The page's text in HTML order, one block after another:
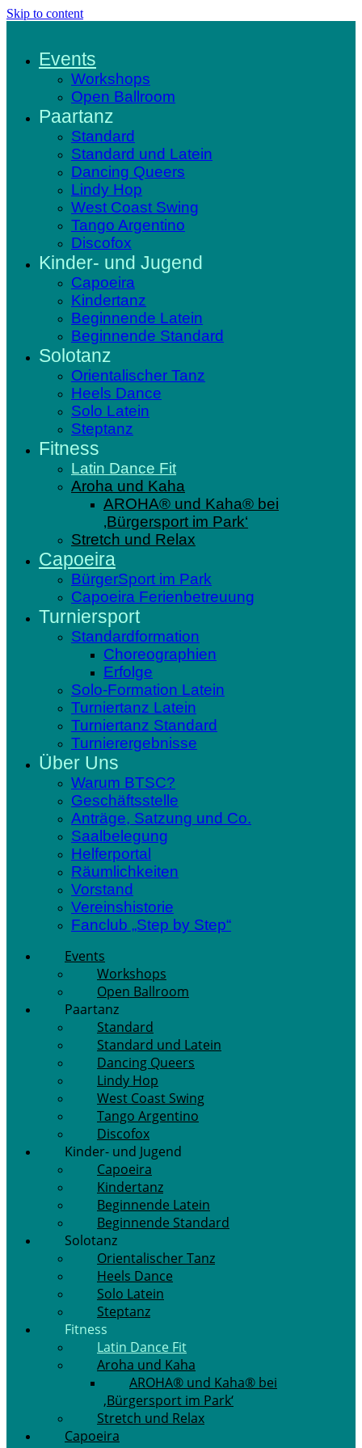
Skip to content
Events
Workshops
Open Ballroom
Paartanz
Standard
Standard und Latein
Dancing Queers
Lindy Hop
West Coast Swing
Tango Argentino
Discofox
Kinder- und Jugend
Capoeira
Kindertanz
Beginnende Latein
Beginnende Standard
Solotanz
Orientalischer Tanz
Heels Dance
Solo Latein
Steptanz
Fitness
Latin Dance Fit
Aroha und Kaha
AROHA® und Kaha® bei
‚Bürgersport im Park‘
Stretch und Relax
Capoeira
BürgerSport im Park
Capoeira Ferienbetreuung
Turniersport
Standardformation
Choreographien
Erfolge
Solo-Formation Latein
Turniertanz Latein
Turniertanz Standard
Turnierergebnisse
Über Uns
Warum BTSC?
Geschäftsstelle
Anträge, Satzung und Co.
Saalbelegung
Helferportal
Räumlichkeiten
Vorstand
Vereinshistorie
Fanclub „Step by Step“
Events
Workshops
Open Ballroom
Paartanz
Standard
Standard und Latein
Dancing Queers
Lindy Hop
West Coast Swing
Tango Argentino
Discofox
Kinder- und Jugend
Capoeira
Kindertanz
Beginnende Latein
Beginnende Standard
Solotanz
Orientalischer Tanz
Heels Dance
Solo Latein
Steptanz
Fitness
Latin Dance Fit
Aroha und Kaha
AROHA® und Kaha® bei
‚Bürgersport im Park‘
Stretch und Relax
Capoeira